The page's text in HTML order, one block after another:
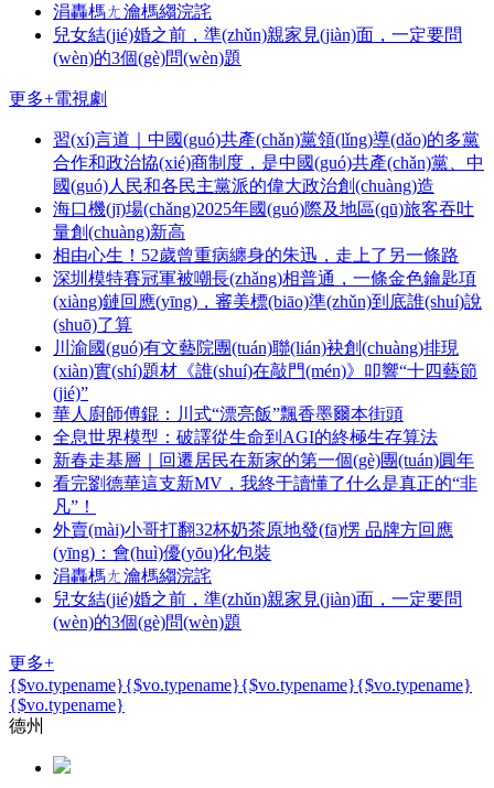
涓轟榪ㄤ瀹榪縐浣詫
兒女結(jié)婚之前，準(zhǔn)親家見(jiàn)面，一定要問
(wèn)的3個(gè)問(wèn)題
更多+電視劇
習(xí)言道｜中國(guó)共產(chǎn)黨領(lǐng)導(dǎo)的多黨
合作和政治協(xié)商制度，是中國(guó)共產(chǎn)黨、中
國(guó)人民和各民主黨派的偉大政治創(chuàng)造
海口機(jī)場(chǎng)2025年國(guó)際及地區(qū)旅客吞吐
量創(chuàng)新高
相由心生！52歲曾重病纏身的朱迅，走上了另一條路
深圳模特賽冠軍被嘲長(zhǎng)相普通，一條金色鑰匙項
(xiàng)鏈回應(yīng)，審美標(biāo)準(zhǔn)到底誰(shuí)說
(shuō)了算
川渝國(guó)有文藝院團(tuán)聯(lián)袂創(chuàng)排現
(xiàn)實(shí)題材《誰(shuí)在敲門(mén)》叩響“十四藝節
(jié)”
華人廚師傅錕：川式“漂亮飯”飄香墨爾本街頭
全息世界模型：破譯從生命到AGI的終極生存算法
新春走基層｜回遷居民在新家的第一個(gè)團(tuán)圓年
看完劉德華這支新MV，我終于讀懂了什么是真正的“非
凡”！
外賣(mài)小哥打翻32杯奶茶原地發(fā)愣 品牌方回應
(yīng)：會(huì)優(yōu)化包裝
涓轟榪ㄤ瀹榪縐浣詫
兒女結(jié)婚之前，準(zhǔn)親家見(jiàn)面，一定要問
(wèn)的3個(gè)問(wèn)題
更多+
{$vo.typename}{$vo.typename}{$vo.typename}{$vo.typename}
{$vo.typename}
德州